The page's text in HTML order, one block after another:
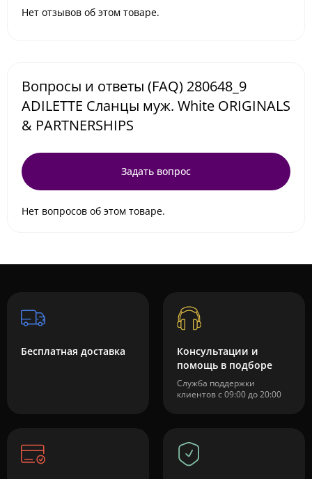
Нет отзывов об этом товаре.
Вопросы и ответы (FAQ) 280648_9
ADILETTE Сланцы муж. White ORIGINALS
& PARTNERSHIPS
Задать вопрос
Нет вопросов об этом товаре.
Бесплатная доставка
Консультации и
помощь в подборе
Служба поддержки
клиентов с 09:00 до 20:00